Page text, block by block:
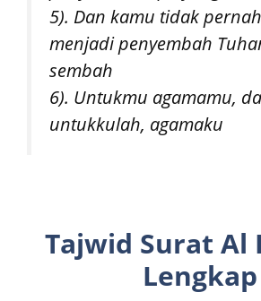
5). Dan kamu tidak
menjadi penyembah
sembah
6). Untukmu agamamu,
untukkulah, agamaku
Tajwid Surat Al
Lengkap